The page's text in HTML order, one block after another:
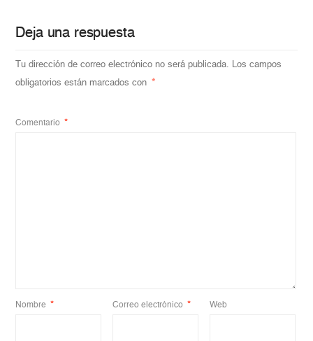
Deja una respuesta
Tu dirección de correo electrónico no será publicada. Los campos
obligatorios están marcados con
*
Comentario *
Nombre * Correo electrónico * Web